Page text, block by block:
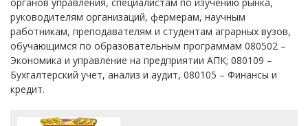
руководителям организаций, фермерам, научным
работникам, преподавателям и студентам аграрных вузов,
обучающимся по образовательным программам 080502 –
Экономика и управление на предприятии АПК; 080109 –
Бухгалтерский учет, анализ и аудит, 080105 – Финансы и
кредит.